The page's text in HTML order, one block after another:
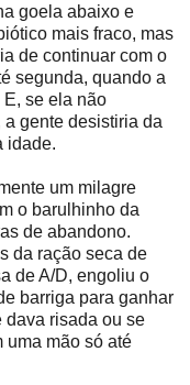
goela abaixo e
mais fraco, mas
de continuar com o
segunda, quando a
se ela não
gente desistiria da
idade.
um milagre
o barulhinho da
de abandono.
da ração seca de
de A/D, engoliu o
barriga para ganhar
dava risada ou se
uma mão só até